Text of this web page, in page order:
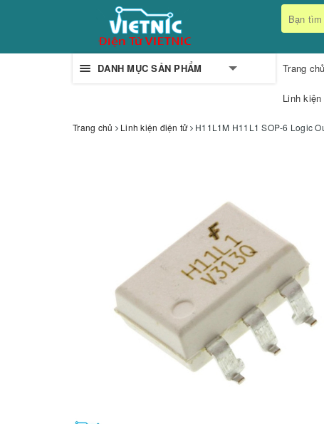
DANH MỤC SẢN PHẨM Trang chủ
Linh
Trang chủ Linh kiện điện tử H11L1M H11L1 SOP-6 Logic